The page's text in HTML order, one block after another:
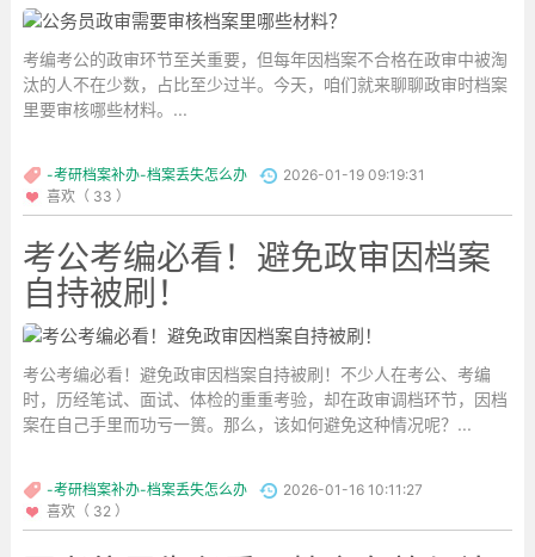
考编考公的政审环节至关重要，但每年因档案不合格在政审中被淘
汰的人不在少数，占比至少过半。今天，咱们就来聊聊政审时档案
里要审核哪些材料。...
-考研档案补办-档案丢失怎么办
2026-01-19 09:19:31
喜欢（ 33 ）
考公考编必看！避免政审因档案
自持被刷！
考公考编必看！避免政审因档案自持被刷！不少人在考公、考编
时，历经笔试、面试、体检的重重考验，却在政审调档环节，因档
案在自己手里而功亏一篑。那么，该如何避免这种情况呢？...
-考研档案补办-档案丢失怎么办
2026-01-16 10:11:27
喜欢（ 32 ）